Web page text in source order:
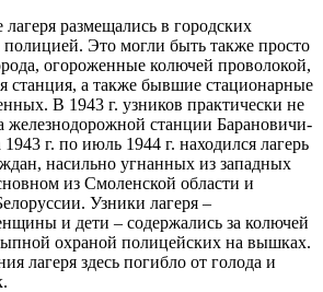
размещались в городских
Это могли быть также просто
огороженные колючей проволокой,
станция, а также бывшие стационарные
В 1943 г. узников практически не
железнодорожной станции Барановичи-
г. по июль 1944 г. находился лагерь
насильно угнанных из западных
из Смоленской области и
Узники лагеря –
и дети – содержались за колючей
охраной полицейских на вышках.
лагеря здесь погибло от голода и